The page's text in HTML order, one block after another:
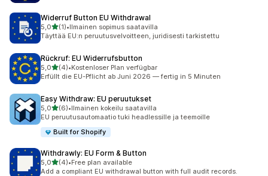
Widerruf Button EU Withdrawal
5,0/ 5 tähteä
(1)
1 arvostelua yhteensä
•Ilmainen sopimus saatavilla
Täyttää EU:n peruutusvelvoitteen, juridisesti tarkistettu
Rückruf: EU Widerrufsbutton
5,0/ 5 tähteä
(4)
4 arvostelua yhteensä
•Kostenloser Plan verfügbar
Erfüllt die EU-Pflicht ab Juni 2026 — fertig in 5 Minuten
Easy Withdraw: EU peruutukset
5,0/ 5 tähteä
(6)
6 arvostelua yhteensä
•Ilmainen kokeilu saatavilla
EU peruutusautomaatio tuki headlessille ja teemoille
Built for Shopify
Withdrawly: EU Form & Button
5,0/ 5 tähteä
(4)
4 arvostelua yhteensä
•Free plan available
Add a compliant EU withdrawal button with full audit records.